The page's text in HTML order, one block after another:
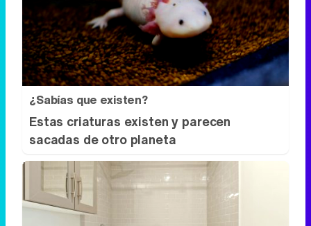
¿Sabías que existen?
Estas criaturas existen y parecen
sacadas de otro planeta